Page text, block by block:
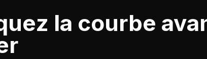
la courbe